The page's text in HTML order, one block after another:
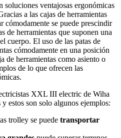
soluciones ventajosas ergonómicas
a las cajas de herramientas
cómodamente se puede prescindir
de herramientas que suponen una
cuerpo. El uso de las patas de
cómodamente en una posición
de herramientas como asiento o
de lo que ofrecen las
XXL III electric de Wiha
estos son solo algunos ejemplos:
trolley se puede transportar